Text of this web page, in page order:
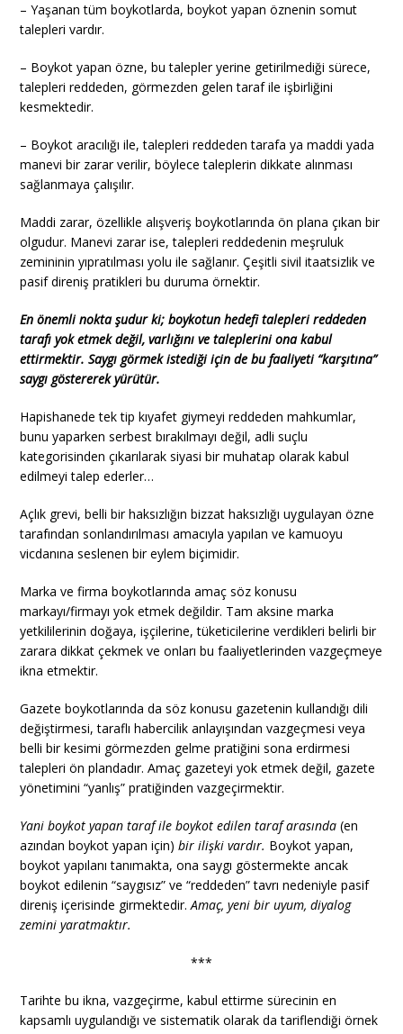
– Yaşanan tüm boykotlarda, boykot yapan öznenin somut
talepleri vardır.
– Boykot yapan özne, bu talepler yerine getirilmediği sürece,
talepleri reddeden, görmezden gelen taraf ile işbirliğini
kesmektedir.
– Boykot aracılığı ile, talepleri reddeden tarafa ya maddi yada
manevi bir zarar verilir, böylece taleplerin dikkate alınması
sağlanmaya çalışılır.
Maddi zarar, özellikle alışveriş boykotlarında ön plana çıkan bir
olgudur. Manevi zarar ise, talepleri reddedenin meşruluk
zemininin yıpratılması yolu ile sağlanır. Çeşitli sivil itaatsizlik ve
pasif direniş pratikleri bu duruma örnektir.
En önemli nokta şudur ki; boykotun hedefi talepleri reddeden
tarafı yok etmek değil, varlığını ve taleplerini ona kabul
ettirmektir. Saygı görmek istediği için de bu faaliyeti “karşıtına”
saygı göstererek yürütür.
Hapishanede tek tip kıyafet giymeyi reddeden mahkumlar,
bunu yaparken serbest bırakılmayı değil, adli suçlu
kategorisinden çıkarılarak siyasi bir muhatap olarak kabul
edilmeyi talep ederler…
Açlık grevi, belli bir haksızlığın bizzat haksızlığı uygulayan özne
tarafından sonlandırılması amacıyla yapılan ve kamuoyu
vicdanına seslenen bir eylem biçimidir.
Marka ve firma boykotlarında amaç söz konusu
markayı/firmayı yok etmek değildir. Tam aksine marka
yetkililerinin doğaya, işçilerine, tüketicilerine verdikleri belirli bir
zarara dikkat çekmek ve onları bu faaliyetlerinden vazgeçmeye
ikna etmektir.
Gazete boykotlarında da söz konusu gazetenin kullandığı dili
değiştirmesi, taraflı habercilik anlayışından vazgeçmesi veya
belli bir kesimi görmezden gelme pratiğini sona erdirmesi
talepleri ön plandadır. Amaç gazeteyi yok etmek değil, gazete
yönetimini “yanlış” pratiğinden vazgeçirmektir.
Yani boykot yapan taraf ile boykot edilen taraf arasında (en
azından boykot yapan için) bir ilişki vardır. Boykot yapan,
boykot yapılanı tanımakta, ona saygı göstermekte ancak
boykot edilenin “saygısız” ve “reddeden” tavrı nedeniyle pasif
direniş içerisinde girmektedir.Amaç, yeni bir uyum, diyalog
zemini yaratmaktır.
***
Tarihte bu ikna, vazgeçirme, kabul ettirme sürecinin en
kapsamlı uygulandığı ve sistematik olarak da tariflendiği örnek